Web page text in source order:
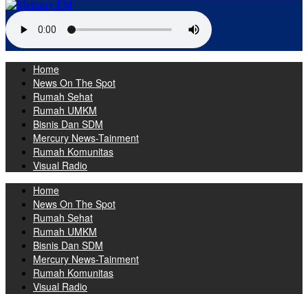
Home
News On The Spot
Rumah Sehat
Rumah UMKM
Bisnis Dan SDM
Mercury News-Tainment
Rumah Komunitas
Visual Radio
Home
News On The Spot
Rumah Sehat
Rumah UMKM
Bisnis Dan SDM
Mercury News-Tainment
Rumah Komunitas
Visual Radio